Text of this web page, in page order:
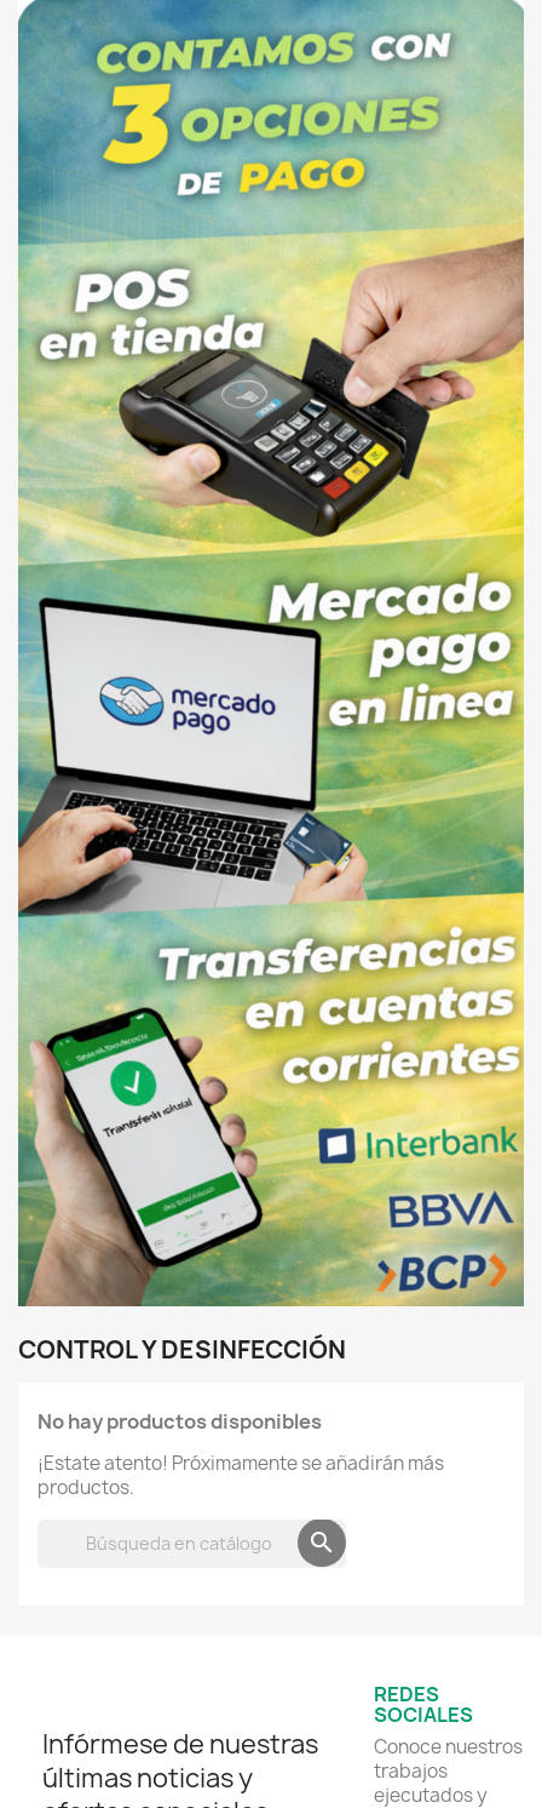
CONTROL Y DESINFECCIÓN
No hay productos disponibles
¡Estate atento! Próximamente se añadirán más
productos.

Infórmese de nuestras
últimas noticias y
REDES
SOCIALES
Conoce nuestros
trabajos
ejecutados y